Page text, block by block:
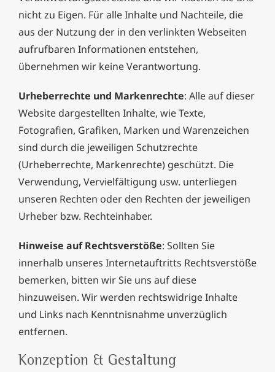
nicht zu Eigen. Für alle Inhalte und Nachteile, die
aus der Nutzung der in den verlinkten Webseiten
aufrufbaren Informationen entstehen,
übernehmen wir keine Verantwortung.
Urheberrechte und Markenrechte: Alle auf dieser
Website dargestellten Inhalte, wie Texte,
Fotografien, Grafiken, Marken und Warenzeichen
sind durch die jeweiligen Schutzrechte
(Urheberrechte, Markenrechte) geschützt. Die
Verwendung, Vervielfältigung usw. unterliegen
unseren Rechten oder den Rechten der jeweiligen
Urheber bzw. Rechteinhaber.
Hinweise auf Rechtsverstöße: Sollten Sie
innerhalb unseres Internetauftritts Rechtsverstöße
bemerken, bitten wir Sie uns auf diese
hinzuweisen. Wir werden rechtswidrige Inhalte
und Links nach Kenntnisnahme unverzüglich
entfernen.
Konzeption & Gestaltung